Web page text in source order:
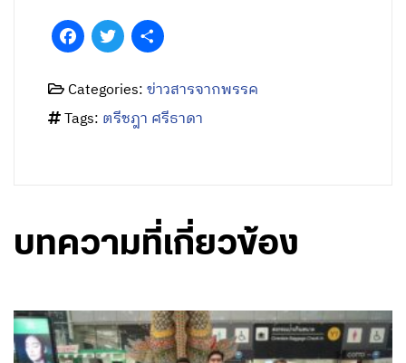
FacebookTwitter
Categories:ข่าวสารจากพรรค
Tags: ตรีชฎา ศรีธาดา
บทความที่เกี่ยวข้อง